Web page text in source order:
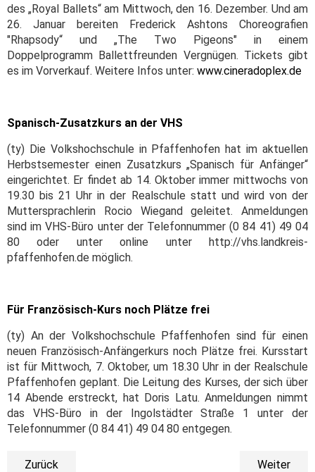
des „Royal Ballets“ am Mittwoch, den 16. Dezember. Und am
26. Januar bereiten Frederick Ashtons Choreografien
"Rhapsody“ und „The Two Pigeons" in einem
Doppelprogramm Ballettfreunden Vergnügen. Tickets gibt
es im Vorverkauf. Weitere Infos unter: www.cineradoplex.de
Spanisch-Zusatzkurs an der VHS
(ty) Die Volkshochschule in Pfaffenhofen hat im aktuellen
Herbstsemester einen Zusatzkurs „Spanisch für Anfänger“
eingerichtet. Er findet ab 14. Oktober immer mittwochs von
19.30 bis 21 Uhr in der Realschule statt und wird von der
Muttersprachlerin Rocio Wiegand geleitet. Anmeldungen
sind im VHS-Büro unter der Telefonnummer (0 84 41) 49 04
80 oder unter online unter http://vhs.landkreis-
pfaffenhofen.de möglich.
Für Französisch-Kurs noch Plätze frei
(ty) An der Volkshochschule Pfaffenhofen sind für einen
neuen Französisch-Anfängerkurs noch Plätze frei. Kursstart
ist für Mittwoch, 7. Oktober, um 18.30 Uhr in der Realschule
Pfaffenhofen geplant. Die Leitung des Kurses, der sich über
14 Abende erstreckt, hat Doris Latu. Anmeldungen nimmt
das VHS-Büro in der Ingolstädter Straße 1 unter der
Telefonnummer (0 84 41) 49 04 80 entgegen.
Zurück Weiter